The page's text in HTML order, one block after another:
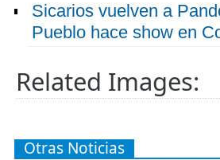
Sicarios vuelven a
Pueblo hace show en
Related Images:
Otras Noticias